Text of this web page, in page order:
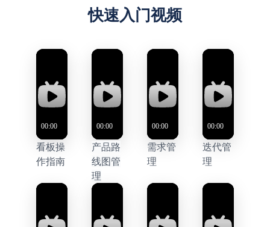
快速入门视频
看板操
作指南
产品路
线图管
理
需求管
理
迭代管
理